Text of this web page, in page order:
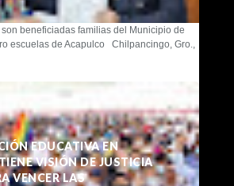
beneficiadas familias del Municipio de
escuelas de Acapulco Chilpancingo, Gro.,
EDUCATIVA EN
VISIÓN DE JUSTICIA
VENCER LAS